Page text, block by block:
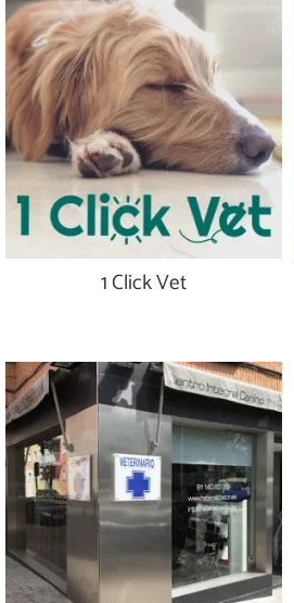
1 Click Vet